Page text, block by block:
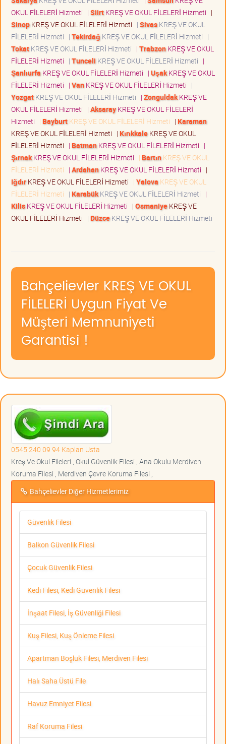
OKUL FİLELERİ Hizmeti | SiirtKREŞ VE OKUL FİLELERİ Hizmeti |
SinopKREŞ VE OKUL FİLELERİ Hizmeti | SivasKREŞ VE OKUL
FİLELERİ Hizmeti | Tekirdağ KREŞ VE OKUL FİLELERİ Hizmeti |
TokatKREŞ VE OKUL FİLELERİ Hizmeti | TrabzonKREŞ VE OKUL
FİLELERİ Hizmeti | Tunceli KREŞ VE OKUL FİLELERİ Hizmeti |
Şanlıurfa KREŞ VE OKUL FİLELERİ Hizmeti | UşakKREŞ VE OKUL
FİLELERİ Hizmeti | VanKREŞ VE OKUL FİLELERİ Hizmeti |
YozgatKREŞ VE OKUL FİLELERİ Hizmeti | ZonguldakKREŞ VE
OKUL FİLELERİ Hizmeti | AksarayKREŞ VE OKUL FİLELERİ
Hizmeti | BayburtKREŞ VE OKUL FİLELERİ Hizmeti | Karaman
KREŞ VE OKUL FİLELERİ Hizmeti | KırıkkaleKREŞ VE OKUL
FİLELERİ Hizmeti | BatmanKREŞ VE OKUL FİLELERİ Hizmeti |
ŞırnakKREŞ VE OKUL FİLELERİ Hizmeti | BartınKREŞ VE OKUL
FİLELERİ Hizmeti | ArdahanKREŞ VE OKUL FİLELERİ Hizmeti |
IğdırKREŞ VE OKUL FİLELERİ Hizmeti | Yalova KREŞ VE OKUL
FİLELERİ Hizmeti | KarabükKREŞ VE OKUL FİLELERİ Hizmeti |
KilisKREŞ VE OKUL FİLELERİ Hizmeti | OsmaniyeKREŞ VE
OKUL FİLELERİ Hizmeti | DüzceKREŞ VE OKUL FİLELERİ Hizmeti
Bahçelievler KREŞ VE OKUL
FİLELERİ Uygun Fiyat Ve
Müşteri Memnuniyeti
Garantisi !
0545 240 09 94 Kaplan Usta
Kreş Ve Okul Fileleri , Okul Güvenlik Filesi , Ana Okulu Merdiven
Koruma Filesi , Merdiven Çevre Koruma Filesi ,
Bahçelievler Diğer Hizmetlerimiz
Güvenlik Filesi
Balkon Güvenlik Filesi
Çocuk Güvenlik Filesi
Kedi Filesi, Kedi Güvenlik Filesi
İnşaat Filesi, İş Güvenliği Filesi
Kuş Filesi, Kuş Önleme Filesi
Apartman Boşluk Filesi, Merdiven Filesi
Halı Saha Üstü File
Havuz Emniyet Filesi
Raf Koruma Filesi